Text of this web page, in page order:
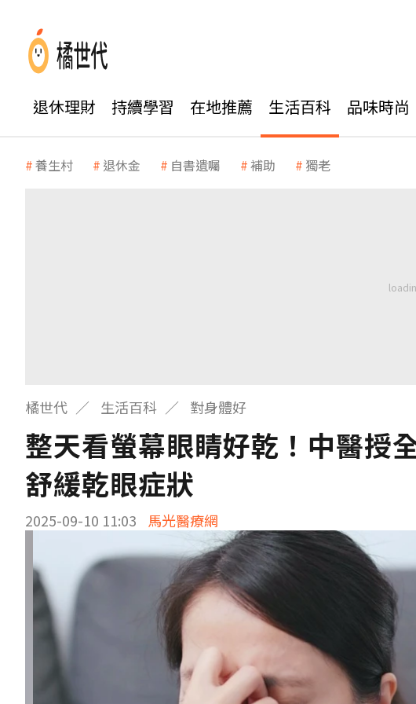
退休理財 持續學習 在地推薦 生活百科 品味時尚
養生村 退休金 自書遺囑 補助 獨老
橘世代 生活百科 對身體好
整天看螢幕眼睛好乾！中醫授
舒緩乾眼症狀
2025-09-10 11:03 馬光醫療網